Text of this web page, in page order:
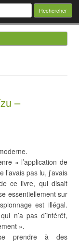
–
« l’application de
pas lu, j’avais
ce livre, qui disait
essentiellement sur
est illégal.
n’a pas d’intérêt,
».
prendre à des